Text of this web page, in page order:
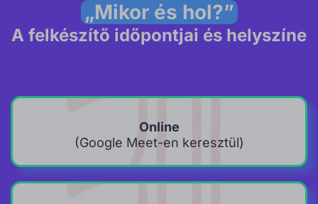
„Mikor és hol?”
A felkészítő időpontjai és helyszíne
Online
(Google Meet-en keresztül)